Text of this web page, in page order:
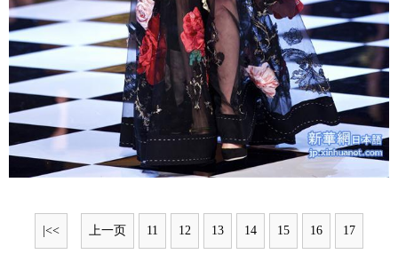
|<< 上一页 11 12 13 14 15 16 17